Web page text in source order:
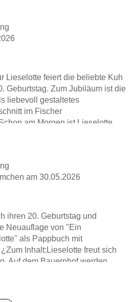
Lieselotte feiert die beliebte Kuh
Geburtstag. Zum Jubiläum ist die
liebevoll gestaltetes
im Fischer
am Morgen ist Lieselotte
auch die Bäuerin hat scheinbar
Lieselotte sieht es ganz so
ihren Ehrentag
die Bäuerin plötzlich wegfährt,
weiter. Doch natürlich
wunderschöne Überraschung auf
Steffensmeier erzählt die
kindgerechte Weise. Gerade
am 30.05.2026
ihren 20. Geburtstag und
Neuauflage von "Ein
als Pappbuch mit
Inhalt:Lieselotte freut sich
Auf dem Bauernhof werden